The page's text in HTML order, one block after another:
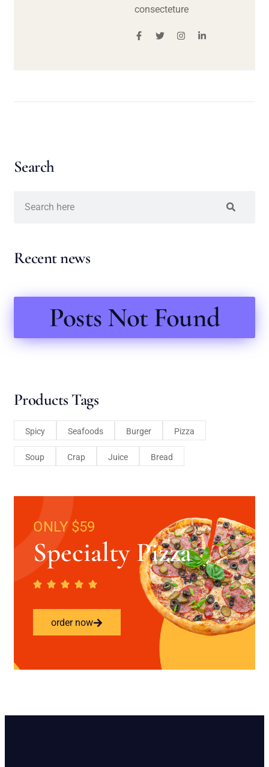
consecteture
Search
Recent news
Posts Not Found
Products Tags
Spicy Seafoods Burger Pizza
Soup Crap Juice Bread
ONLY $59
Specialty Pizza
order now